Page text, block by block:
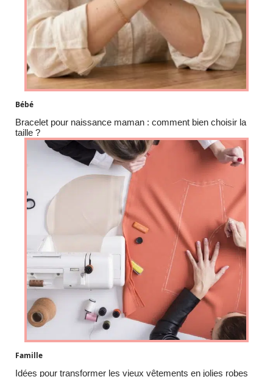
Bébé
Bracelet pour naissance maman : comment bien choisir la
taille ?
Famille
Idées pour transformer les vieux vêtements en jolies robes